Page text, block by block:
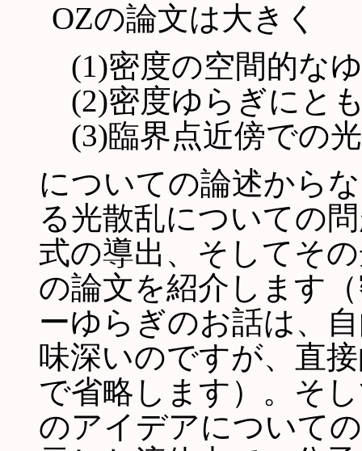
OZの論文は大きく
(1)密度の空間的な
(2)密度ゆらぎにと
(3)臨界点近傍での
についての論述から
る光散乱についての
式の導出、そしてそ
の論文を紹介します
ーゆらぎのお話は、
味深いのですが、直
で省略します）。そ
のアイデアについて